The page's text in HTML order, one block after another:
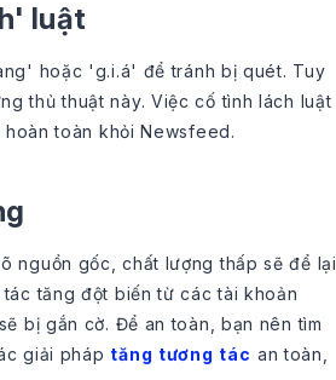
luật
hoặc 'g.i.á' để tránh bị quét. Tuy
thủ thuật này. Việc cố tình lách luật
toàn khỏi Newsfeed.
nguồn gốc, chất lượng thấp sẽ để lại
tăng đột biến từ các tài khoản
bị gắn cờ. Để an toàn, bạn nên tìm
giải pháp tăng tương tác an toàn,